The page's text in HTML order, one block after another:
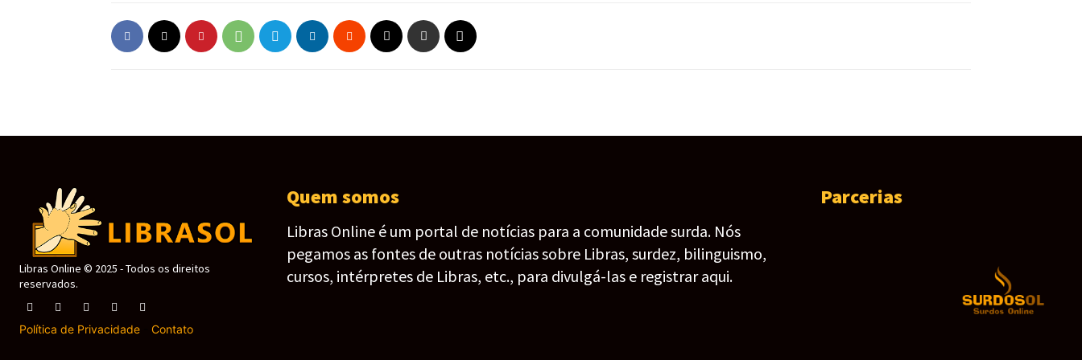
Libras Online © 2025 - Todos os direitos
reservados.
Política de Privacidade Contato
Quem somos
Libras Online é um portal de notícias para a comunidade surda. Nós
pegamos as fontes de outras notícias sobre Libras, surdez, bilinguismo,
cursos, intérpretes de Libras, etc., para divulgá-las e registrar aqui.
Parcerias